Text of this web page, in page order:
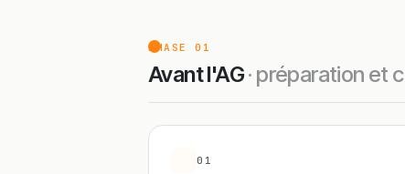
PHASE 01
Avant l'AG· préparation et
01